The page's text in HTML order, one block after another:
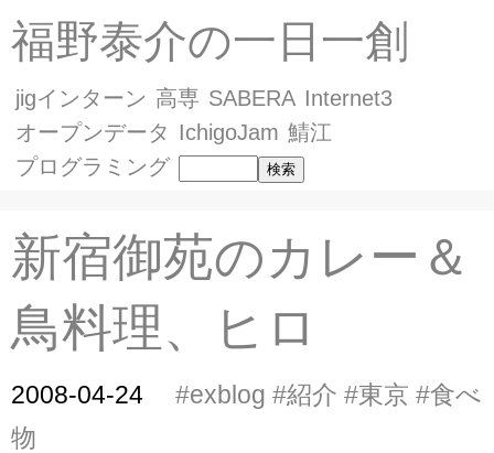
福野泰介の一日一創
jigインターン 高専 SABERA Internet3
オープンデータ IchigoJam 鯖江
プログラミング
新宿御苑のカレー＆
鳥料理、ヒロ
2008-04-24 #exblog #紹介 #東京 #食べ
物